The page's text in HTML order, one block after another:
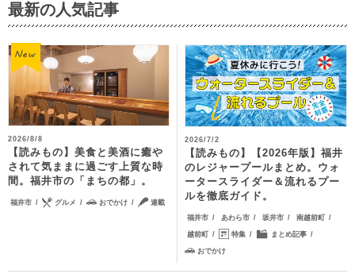
最新の人気記事
2026/8/8
【読みもの】美食と美酒に癒や
されて気ままに過ごす上質な時
間。福井市の「まちの都」。
福井市 グルメ おでかけ 連載
2026/7/2
【読みもの】【2026年版】福井
のレジャープールまとめ。ウォ
ータースライダー＆流れるプー
ルを徹底ガイド。
福井市 あわら市 坂井市 南越前町
越前町 特集 まとめ記事
おでかけ